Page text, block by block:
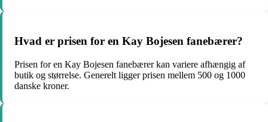
Hvad er prisen for en Kay Bojesen fanebærer?
Prisen for en Kay Bojesen fanebærer kan variere afhængig af
butik og størrelse. Generelt ligger prisen mellem 500 og 1000
danske kroner.